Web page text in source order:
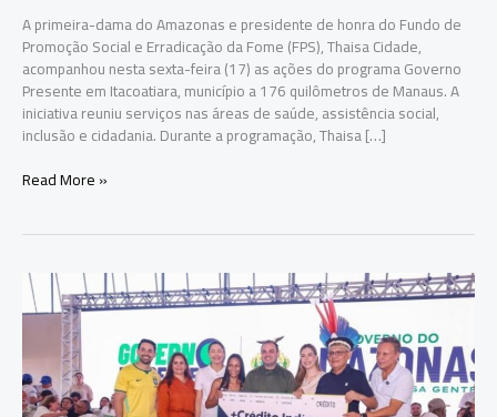
A primeira-dama do Amazonas e presidente de honra do Fundo de
Promoção Social e Erradicação da Fome (FPS), Thaisa Cidade,
acompanhou nesta sexta-feira (17) as ações do programa Governo
Presente em Itacoatiara, município a 176 quilômetros de Manaus. A
iniciativa reuniu serviços nas áreas de saúde, assistência social,
inclusão e cidadania. Durante a programação, Thaisa […]
Primeira-
acompanha
ações
do
Governo
Presente
em
Itacoatiara
Read More »